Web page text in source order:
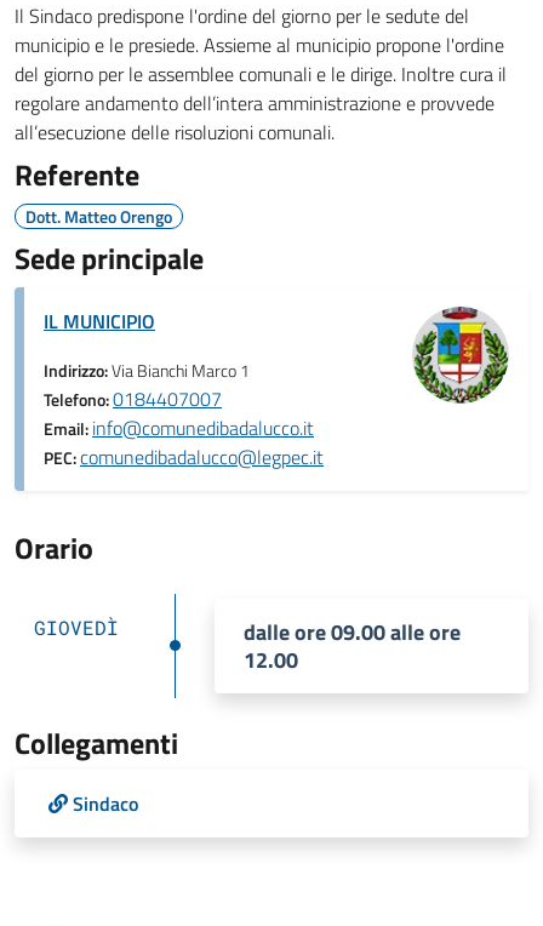
Il Sindaco predispone l'ordine del giorno per le sedute del
municipio e le presiede. Assieme al municipio propone l'ordine
del giorno per le assemblee comunali e le dirige. Inoltre cura il
regolare andamento dell’intera amministrazione e provvede
all’esecuzione delle risoluzioni comunali.
Referente
Dott. Matteo Orengo
Sede principale
IL MUNICIPIO
Indirizzo:Via Bianchi Marco 1
Telefono:0184407007
Email:info@comunedibadalucco.it
PEC:comunedibadalucco@legpec.it
Orario
GIOVEDÌ
dalle ore 09.00 alle ore
12.00
Collegamenti
Sindaco